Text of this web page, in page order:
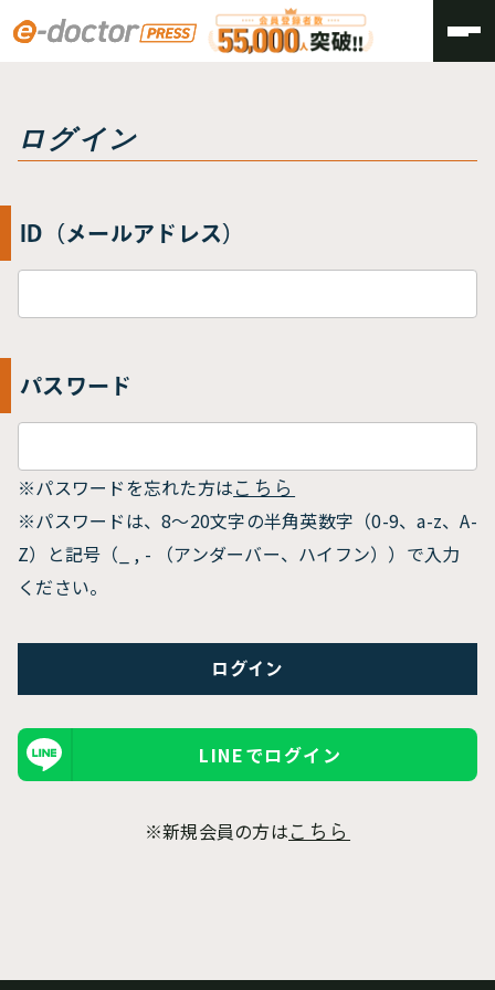
トップ
ログイン
ID（メールアドレス）
パスワード
※パスワードを忘れた方は こちら
※パスワードは、8〜20文字の半角英数字（0-9、a-z、A-
Z）と記号（_ , - （アンダーバー、ハイフン））で入力
ください。
LINEでログイン
※新規会員の方は こちら